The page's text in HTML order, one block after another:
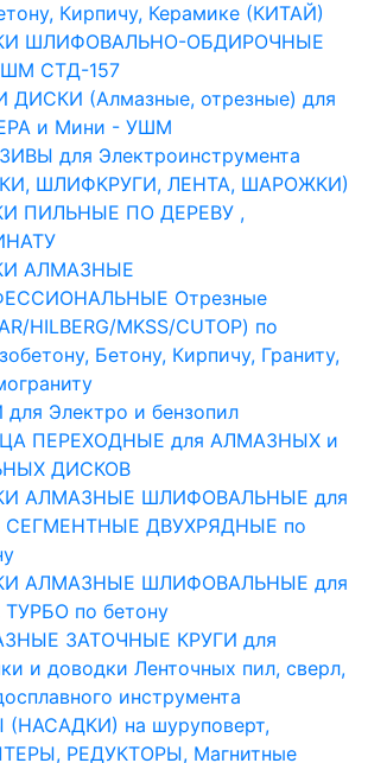
Кирпичу, Керамике (КИТАЙ)
ШЛИФОВАЛЬНО-ОБДИРОЧНЫЕ
СТД-157
(Алмазные, отрезные) для
и Мини - УШМ
для Электроинструмента
ШЛИФКРУГИ, ЛЕНТА, ШАРОЖКИ)
ПИЛЬНЫЕ ПО ДЕРЕВУ ,
АЛМАЗНЫЕ
Отрезные
HILBERG/MKSS/CUTOP) по
Бетону, Кирпичу, Граниту,
Электро и бензопил
ПЕРЕХОДНЫЕ для АЛМАЗНЫХ и
ДИСКОВ
АЛМАЗНЫЕ ШЛИФОВАЛЬНЫЕ для
ДВУХРЯДНЫЕ по
АЛМАЗНЫЕ ШЛИФОВАЛЬНЫЕ для
по бетону
ЗАТОЧНЫЕ КРУГИ для
и доводки Ленточных пил, сверл,
инструмента
(НАСАДКИ) на шуруповерт,
РЕДУКТОРЫ, Магнитные